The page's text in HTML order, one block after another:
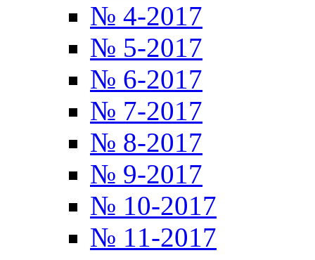
№ 4-2017
№ 5-2017
№ 6-2017
№ 7-2017
№ 8-2017
№ 9-2017
№ 10-2017
№ 11-2017